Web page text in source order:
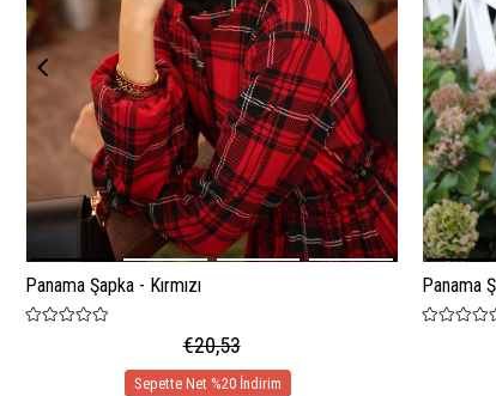
Panama Şapka - Kırmızı
€20,53
Panama